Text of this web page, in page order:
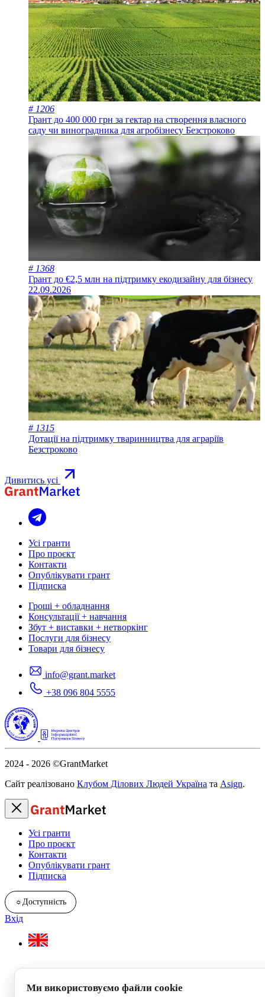
# 1206
Грант до 400 000 грн за гектар на створення власного
саду чи виноградника для агробізнесу Безстроково
# 1368
Грант до €2,5 млн на підтримку екодизайну для бізнесу
22.09.2026
# 1315
Дотації на підтримку тваринництва для аграріїв
Безстроково
Дивитись усі
Усі гранти
Про проєкт
Контакти
Опублікувати грант
Підписка
Гроші + обладнання
Консультації + навчання
Збут + виставки + нетворкінг
Послуги для бізнесу
Товари для бізнесу
info@grant.market
+38 096 804 5555
2024 - 2026 ©GrantMarket
Сайт реалізовано Клубом Ділових Людей Україна та Asign.
Усі гранти
Про проєкт
Контакти
Опублікувати грант
Підписка
☼ Доступність
Вхід
Ми використовуємо файли cookie